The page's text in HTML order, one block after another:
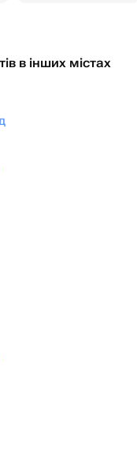
в інших містах